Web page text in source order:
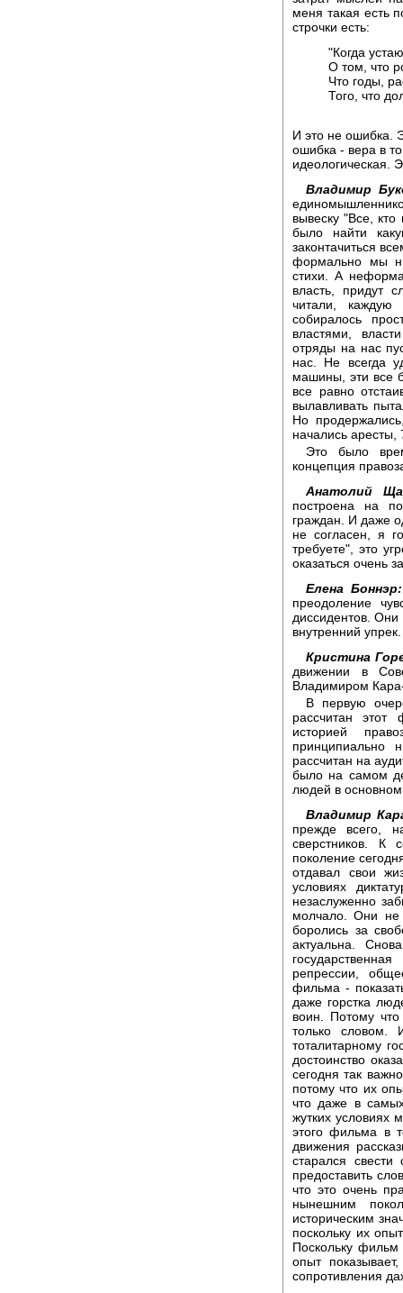
меня такая есть
строчки есть:
"Когда
О том, что
Что годы,
Того, что
И это не ошибка.
ошибка - вера в
идеологическая.
Владимир
вывеску "Все,
было найти
законтачиться
формально мы
стихи. А
власть, придут
читали, каждую
собиралось
властями,
отряды на нас
нас. Не всегда
машины, эти все
все равно
вылавливать
Но
начались аресты,
Это было
концепция
Анатолий
построена на
граждан. И даже
не согласен, я
требуете", это
оказаться очень
Елена Боннэр:
преодоление
диссидентов.
внутренний упрек.
Кристина
движении в
Владимиром
В первую
рассчитан
историей
принципиально
рассчитан на
было на самом
людей в
Владимир
прежде всего,
сверстников. К
поколение
отдавал свои
условиях
незаслуженно
молчало. Они не
боролись за
актуальна.
репрессии,
фильма -
даже горстка
воин. Потому
только
тоталитарному
достоинство
сегодня так
потому что их
что даже в
жутких условиях
этого фильма в
движения
старался
предоставить
что это очень
нынешним
историческим
поскольку их
Поскольку фильм
опыт
сопротивления